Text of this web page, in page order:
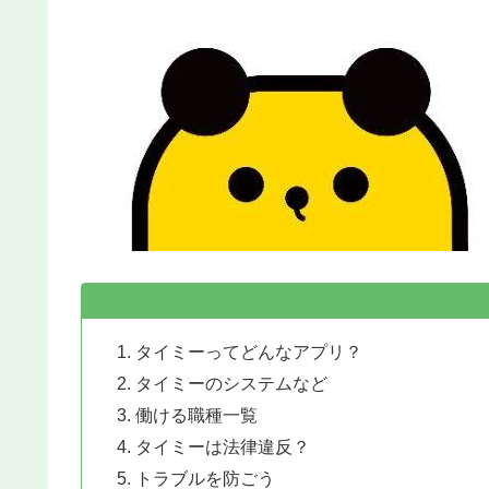
タイミーってどんなアプリ？
タイミーのシステムなど
働ける職種一覧
タイミーは法律違反？
トラブルを防ごう